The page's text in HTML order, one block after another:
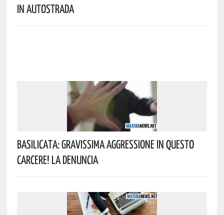
In Autostrada
Basilicata: Gravissima Aggressione In Questo
Carcere! La Denuncia